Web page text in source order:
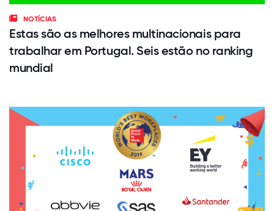
NOTÍCIAS
Estas são as melhores multinacionais para
trabalhar em Portugal. Seis estão no ranking
mundial